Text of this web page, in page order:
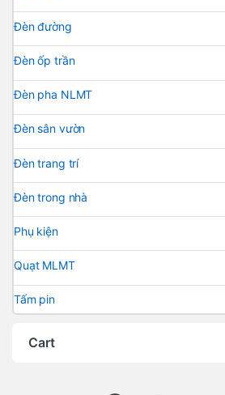
Đèn đường
Đèn ốp trần
Đèn pha NLMT
Đèn sân vườn
Đèn trang trí
Đèn trong nhà
Phụ kiện
Quạt MLMT
Tấm pin
Cart